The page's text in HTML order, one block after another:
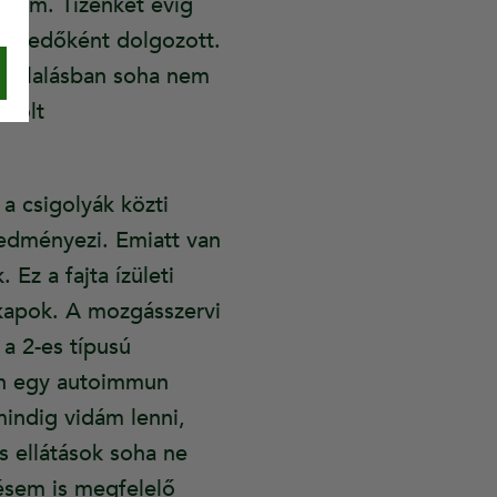
dolgozott.
soha nem
volt
csigolyák közti
Emiatt van
Ez a fajta ízületi
A mozgásszervi
2-es típusú
egy autoimmun
vidám lenni,
ellátások soha ne
is megfelelő